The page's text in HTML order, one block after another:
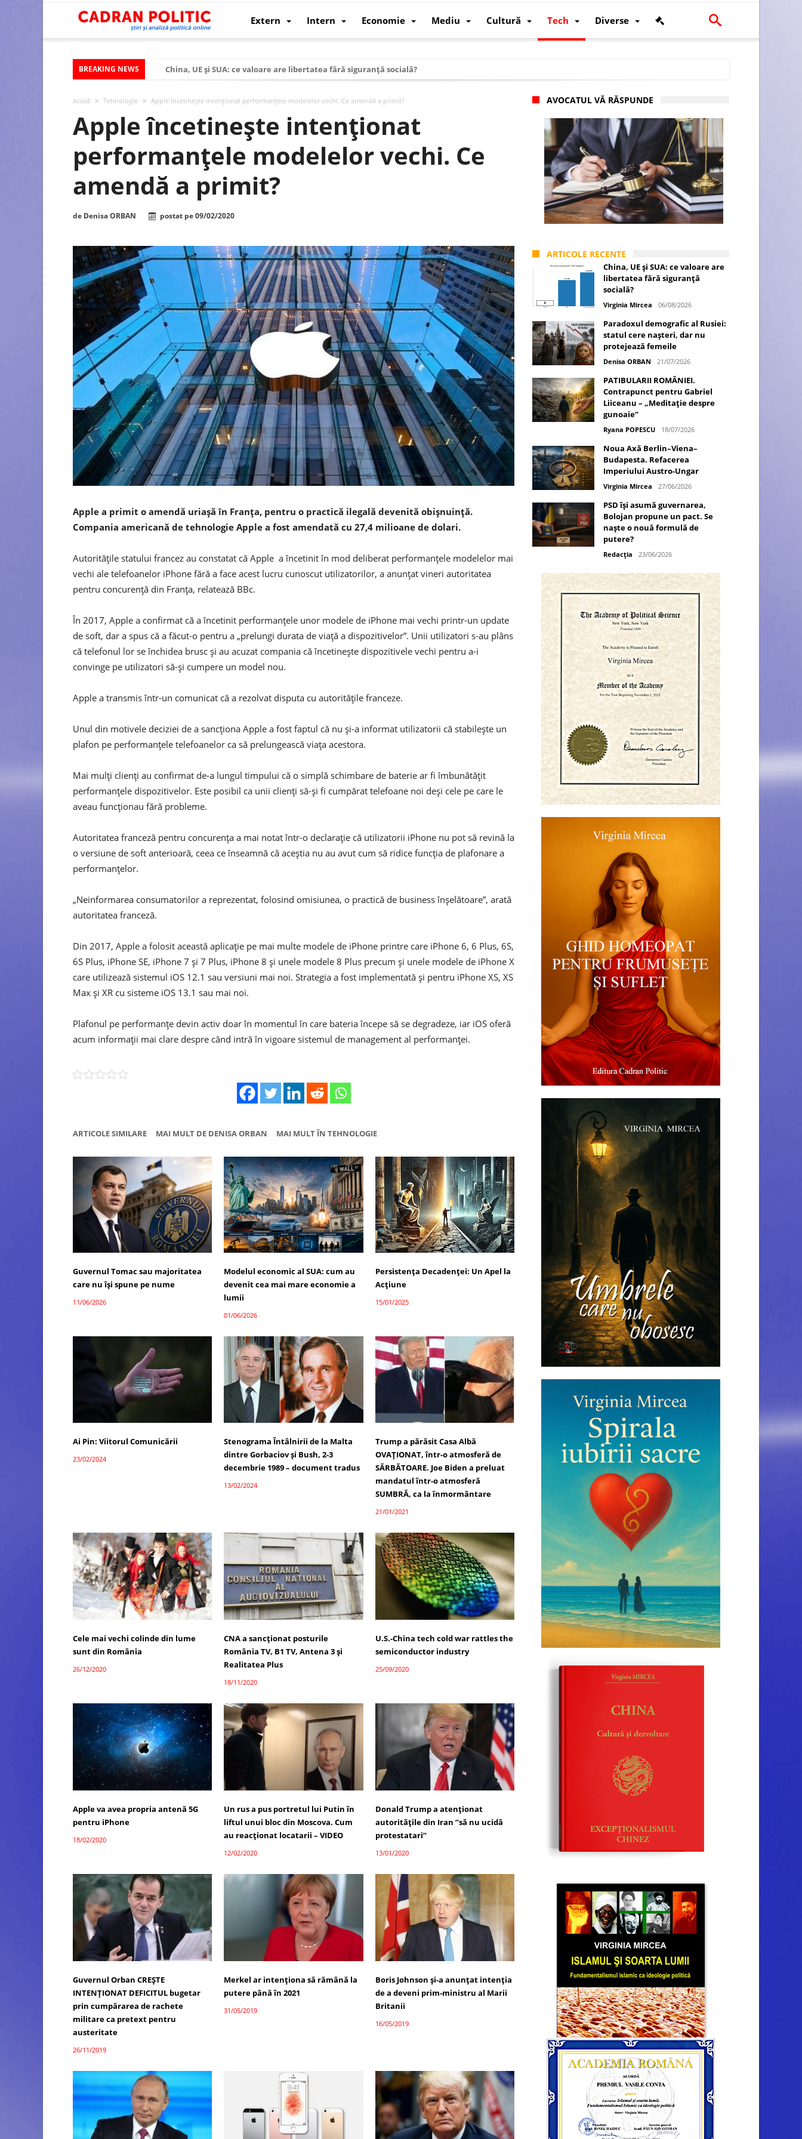
Extern Intern Economie Mediu Cultură Tech Diverse
BREAKING NEWS
China, UE și SUA: ce valoare are libertatea fără siguranță socială?
Modelul economic al Chinei: cum a devenit atelierul lumii și rivalul economic al SUA
Modelul economic al Rusiei: de ce rezistă?
Occidentul obosit și Estul care revine: o realitate pe care România o simte, nu o spune
Viitorul României în Uniunea Europeană. Ce ne așteaptă? – O analiză structurală a demografiei, fiscalității și poziției României în U.E.
România – ROExit pentru a supraviețui ca țară
Huawei dezvoltă un nou cip AI pentru a înlocui Nvidia
Acasă Tehnologie Apple încetinește intenționat performanțele modelelor vechi. Ce amendă a primit?
Apple încetinește intenționat
performanțele modelelor vechi. Ce
amendă a primit?
de Denisa ORBAN postat pe09/02/2020
Apple a primit o amendă uriașă în Franța, pentru o practică ilegală devenită obișnuință.
Compania americană de tehnologie Apple a fost amendată cu 27,4 milioane de dolari.
Autoritățile statului francez au constatat că Apple a încetinit în mod deliberat performanțele modelelor mai
vechi ale telefoanelor iPhone fără a face acest lucru cunoscut utilizatorilor, a anunțat vineri autoritatea
pentru concurență din Franța, relatează BBc.
În 2017, Apple a confirmat că a încetinit performanțele unor modele de iPhone mai vechi printr-un update
de soft, dar a spus că a făcut-o pentru a „prelungi durata de viață a dispozitivelor”. Unii utilizatori s-au plâns
că telefonul lor se închidea brusc și au acuzat compania că încetinește dispozitivele vechi pentru a-i
convinge pe utilizatori să-și cumpere un model nou.
Apple a transmis într-un comunicat că a rezolvat disputa cu autoritățile franceze.
Unul din motivele deciziei de a sancționa Apple a fost faptul că nu și-a informat utilizatorii că stabilește un
plafon pe performanțele telefoanelor ca să prelungească viața acestora.
Mai mulți clienți au confirmat de-a lungul timpului că o simplă schimbare de baterie ar fi îmbunătățit
performanțele dispozitivelor. Este posibil ca unii clienți să-și fi cumpărat telefoane noi deși cele pe care le
aveau funcționau fără probleme.
Autoritatea franceză pentru concurența a mai notat într-o declarație că utilizatorii iPhone nu pot să revină la
o versiune de soft anterioară, ceea ce înseamnă că aceștia nu au avut cum să ridice funcția de plafonare a
performanțelor.
„Neinformarea consumatorilor a reprezentat, folosind omisiunea, o practică de business înșelătoare”, arată
autoritatea franceză.
Din 2017, Apple a folosit această aplicație pe mai multe modele de iPhone printre care iPhone 6, 6 Plus, 6S,
6S Plus, iPhone SE, iPhone 7 și 7 Plus, iPhone 8 și unele modele 8 Plus precum și unele modele de iPhone X
care utilizează sistemul iOS 12.1 sau versiuni mai noi. Strategia a fost implementată și pentru iPhone XS, XS
Max și XR cu sisteme iOS 13.1 sau mai noi.
Plafonul pe performanțe devin activ doar în momentul în care bateria începe să se degradeze, iar iOS oferă
acum informații mai clare despre când intră în vigoare sistemul de management al performanței.
ARTICOLE SIMILARE MAI MULT DE DENISA ORBAN MAI MULT ÎN TEHNOLOGIE
Guvernul Tomac sau majoritatea
care nu își spune pe nume
11/06/2026
Modelul economic al SUA: cum au
devenit cea mai mare economie a
lumii
01/06/2026
Persistența Decadenței: Un Apel la
Acțiune
15/01/2025
Ai Pin: Viitorul Comunicării
23/02/2024
Stenograma Întâlnirii de la Malta
dintre Gorbaciov și Bush, 2-3
decembrie 1989 – document tradus
13/02/2024
Trump a părăsit Casa Albă
OVAȚIONAT, într-o atmosferă de
SĂRBĂTOARE. Joe Biden a preluat
mandatul într-o atmosferă
SUMBRĂ, ca la înmormântare
21/01/2021
Cele mai vechi colinde din lume
sunt din România
26/12/2020
CNA a sancționat posturile
România TV, B1 TV, Antena 3 și
Realitatea Plus
18/11/2020
U.S.-China tech cold war rattles the
semiconductor industry
25/09/2020
Apple va avea propria antenă 5G
pentru iPhone
18/02/2020
Un rus a pus portretul lui Putin în
liftul unui bloc din Moscova. Cum
au reacţionat locatarii – VIDEO
12/02/2020
Donald Trump a atenționat
autoritățile din Iran ”să nu ucidă
protestatari”
13/01/2020
Guvernul Orban CREȘTE
INTENȚIONAT DEFICITUL bugetar
prin cumpărarea de rachete
militare ca pretext pentru
austeritate
26/11/2019
Merkel ar intenţiona să rămână la
putere până în 2021
31/05/2019
Boris Johnson şi-a anunţat intenţia
de a deveni prim-ministru al Marii
Britanii
16/05/2019
AVOCATUL VĂ RĂSPUNDE
ARTICOLE RECENTE
China, UE și SUA: ce valoare are
libertatea fără siguranță
socială?
Virginia Mircea 06/08/2026
Paradoxul demografic al Rusiei:
statul cere nașteri, dar nu
protejează femeile
Denisa ORBAN 21/07/2026
PATIBULARII ROMÂNIEI.
Contrapunct pentru Gabriel
Liiceanu – „Meditație despre
gunoaie”
Ryana POPESCU 18/07/2026
Noua Axă Berlin–Viena–
Budapesta. Refacerea
Imperiului Austro-Ungar
Virginia Mircea 27/06/2026
PSD își asumă guvernarea,
Bolojan propune un pact. Se
naște o nouă formulă de
putere?
Redacția 23/06/2026